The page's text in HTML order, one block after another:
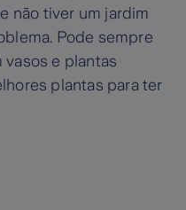
não tiver um jardim
Pode sempre
e plantas
plantas para ter